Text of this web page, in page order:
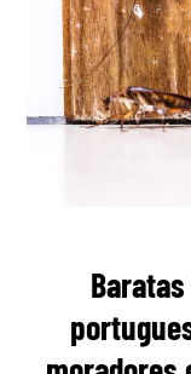
Baratas